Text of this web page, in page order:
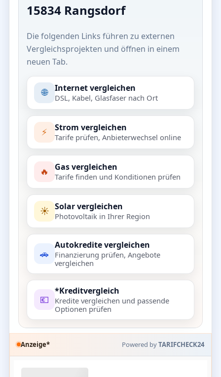
15834 Rangsdorf
Die folgenden Links führen zu externen
Vergleichsprojekten und öffnen in einem
neuen Tab.
🌐 Internet vergleichen
DSL, Kabel, Glasfaser nach Ort
⚡ Strom vergleichen
Tarife prüfen, Anbieterwechsel online
🔥 Gas vergleichen
Tarife finden und Konditionen prüfen
☀️ Solar vergleichen
Photovoltaik in Ihrer Region
🚗
Autokredite vergleichen
Finanzierung prüfen, Angebote
vergleichen
💶
*Kreditvergleich
Kredite vergleichen und passende
Optionen prüfen
Anzeige* Powered byTARIFCHECK24